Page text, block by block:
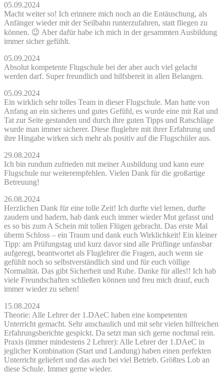
05.09.2024
Macht weiter so! Ich erinnere mich noch an die Entäuschung, als
Anfänger wieder mit der Seilbahn runterzufahren, statt fliegen zu
können. 😉 Aber dafür habe ich mich in der gesammten Ausbildung
immer sicher gefühlt.
05.09.2024
Absolut kompetente Flugschule bei der aber auch viel gelacht
werden darf. Super freundlich und hilfsbereit in allen Belangen.
05.09.2024
Ein wirklich sehr tolles Team in dieser Flugschule. Man hatte von
Anfang an ein sicheres und gutes Gefühl, es wurde eine mit Rat und
Tat zur Seite gestanden und durch ihre guten Tipps und Ratschläge
wurde man immer sicherer. Diese fluglehre mit ihrer Erfahrung und
ihre Hingabe wirken sich mehr als positiv auf die Flugschüler aus.
29.08.2024
Ich bin rundum zufrieden mit meiner Ausbildung und kann eure
Flugschule nur weiterempfehlen. Vielen Dank für die großartige
Betreuung!
26.08.2024
Herzlichen Dank für eine tolle Zeit! Ich durfte viel lernen, durfte
zaudern und hadern, hab dank euch immer wieder Mut gefasst und
es so bis zum A Schein mit tollen Flügen gebracht. Das erste Mal
überm Schloss – ein Traum und dank euch Wirklichkeit! Ein kleiner
Tipp: am Prüfungstag und kurz davor sind alle Prüflinge unfassbar
aufgeregt, beantwortet als Fluglehrer die Fragen, auch wenn sie
gefühlt noch so selbstverständlich sind und für euch völlige
Normalität. Das gibt Sicherheit und Ruhe. Danke für alles!! Ich hab
viele Freundschaften schließen können und freu mich drauf, euch
immer wieder zu sehen!
15.08.2024
Theorie: Alle Lehrer der 1.DAeC haben eine kompetenten
Unterricht gemacht. Sehr anschaulich und mit sehr vielen hilfreichen
Erfahrungsberichte gespickt. Da setzt man sich gerne nochmal rein.
Praxis (immer mindestens 2 Lehrer): Alle Lehrer der 1.DAeC in
jeglicher Kombination (Start und Landung) haben einen perfekten
Unterricht geliefert und das auch bei viel Betrieb. Größtes Lob an
diese Schule. Immer gerne wieder.